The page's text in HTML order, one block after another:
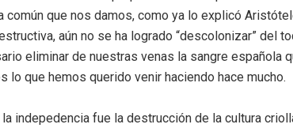
común que nos damos, como ya lo explicó
aún no se ha logrado “descolonizar” del
eliminar de nuestras venas la sangre española
lo que hemos querido venir haciendo hace mucho.
indepedencia fue la destrucción de la cultura